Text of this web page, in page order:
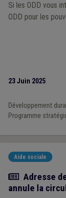
Si les ODD vous
ODD pour les
23 Juin 2025
Développement
Programme
Aide sociale
Actualité
Adresse
annule la